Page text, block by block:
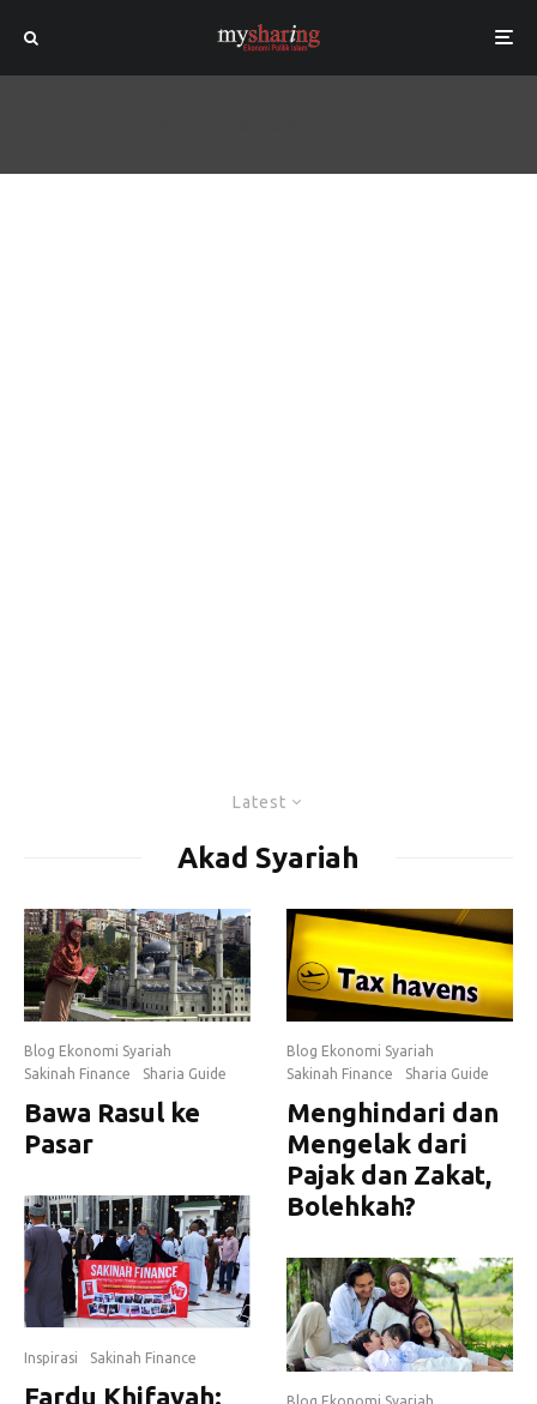
Latest
Akad Syariah
Blog Ekonomi Syariah
Sakinah Finance
Sharia Guide
Bawa Rasul ke
Pasar
Inspirasi Sakinah Finance
Fardu Khifayah:
Blog Ekonomi Syariah
Sakinah Finance
Sharia Guide
Menghindari dan
Mengelak dari
Pajak dan Zakat,
Bolehkah?
Blog Ekonomi Syariah